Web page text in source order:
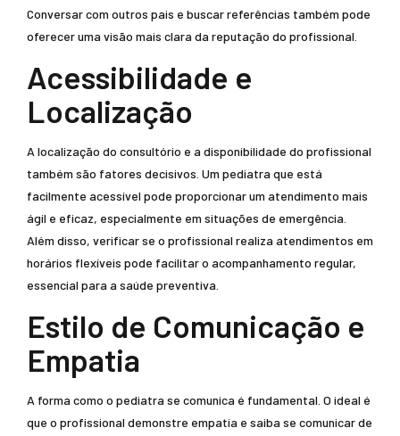
Conversar com outros pais e buscar referências também pode
oferecer uma visão mais clara da reputação do profissional.
Acessibilidade e
Localização
A localização do consultório e a disponibilidade do profissional
também são fatores decisivos. Um pediatra que está
facilmente acessível pode proporcionar um atendimento mais
ágil e eficaz, especialmente em situações de emergência.
Além disso, verificar se o profissional realiza atendimentos em
horários flexíveis pode facilitar o acompanhamento regular,
essencial para a saúde preventiva.
Estilo de Comunicação e
Empatia
A forma como o pediatra se comunica é fundamental. O ideal é
que o profissional demonstre empatia e saiba se comunicar de